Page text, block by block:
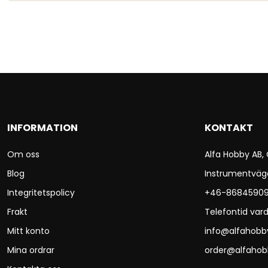
INFORMATION
Om oss
Blog
Integritetspolicy
Frakt
Mitt konto
Mina ordrar
KONTAKT
Alfa Hobby
+46-
Telefontid